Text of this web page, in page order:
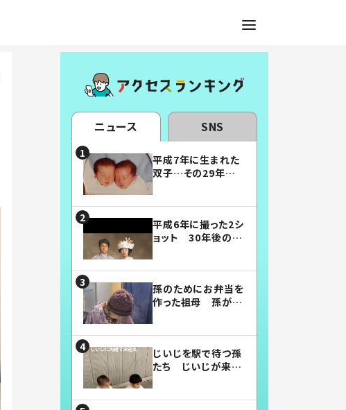
ニュース SNS
平成7年に生まれた
双子…その29年後
平成6年に撮った2シ
ョット 30年後の姿
孫のためにお弁当を
作った祖母 孫が絶
じいじを駅で待つ孫
たち じいじが来た